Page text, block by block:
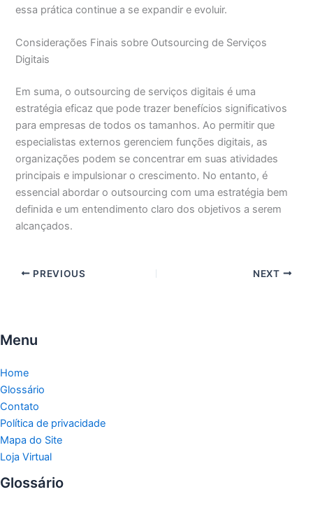
essa prática continue a se expandir e evoluir.
Considerações Finais sobre Outsourcing de Serviços
Digitais
Em suma, o outsourcing de serviços digitais é uma
estratégia eficaz que pode trazer benefícios significativos
para empresas de todos os tamanhos. Ao permitir que
especialistas externos gerenciem funções digitais, as
organizações podem se concentrar em suas atividades
principais e impulsionar o crescimento. No entanto, é
essencial abordar o outsourcing com uma estratégia bem
definida e um entendimento claro dos objetivos a serem
alcançados.
PREVIOUS NEXT
Menu
Home
Glossário
Contato
Política de privacidade
Mapa do Site
Loja Virtual
Glossário